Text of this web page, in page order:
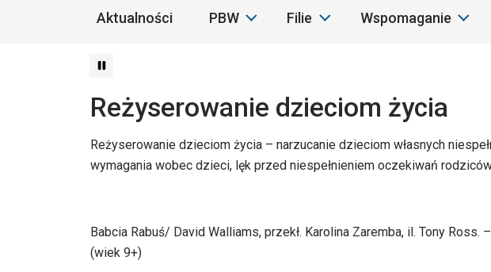
Aktualności PBW Filie Wspomaganie
Reżyserowanie dzieciom życia
Reżyserowanie dzieciom życia – narzucanie dzieciom własnych
wymagania wobec dzieci, lęk przed niespełnieniem oczekiwań
Babcia Rabuś/ David Walliams, przekł. Karolina Zaremba, il. Tony Ross.
(wiek 9+)